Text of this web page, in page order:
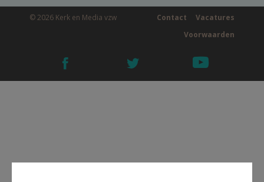
© 2026 Kerk en Media vzw Vacatures
Contact
Voorwaarden